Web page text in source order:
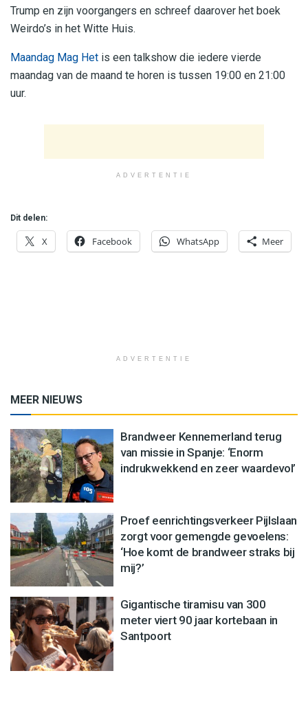
Trump en zijn voorgangers en schreef daarover het boek
Weirdo’s in het Witte Huis.
Maandag Mag Het is een talkshow die iedere vierde
maandag van de maand te horen is tussen 19:00 en 21:00
uur.
ADVERTENTIE
Dit delen:
X Facebook WhatsApp Meer
ADVERTENTIE
MEER NIEUWS
Brandweer Kennemerland terug
van missie in Spanje: ‘Enorm
indrukwekkend en zeer waardevol’
Proef eenrichtingsverkeer Pijlslaan
zorgt voor gemengde gevoelens:
‘Hoe komt de brandweer straks bij
mij?’
Gigantische tiramisu van 300
meter viert 90 jaar kortebaan in
Santpoort